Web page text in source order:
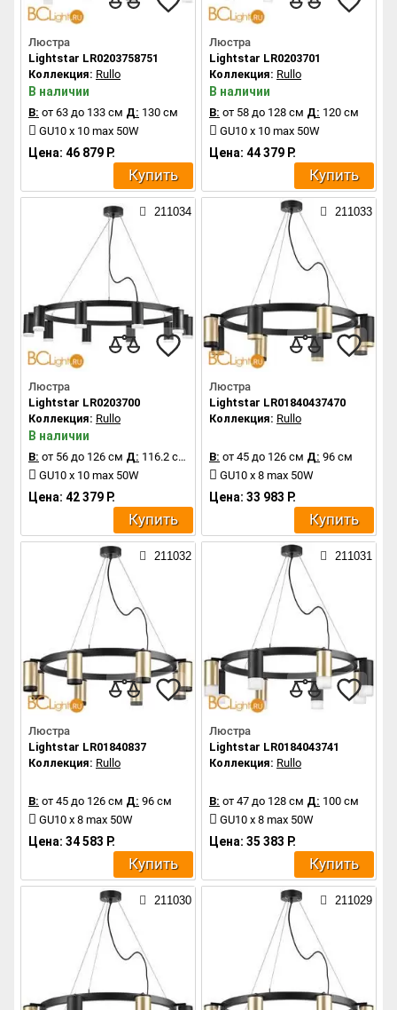
Люстра
Lightstar LR0203758751
Коллекция: Rullo
В наличии
В: от 63 до 133 см Д: 130 см
GU10 x 10 max 50W
Цена: 46 879 Р.
Купить
Люстра
Lightstar LR0203701
Коллекция: Rullo
В наличии
В: от 58 до 128 см Д: 120 см
GU10 x 10 max 50W
Цена: 44 379 Р.
Купить
211034
Люстра
Lightstar LR0203700
Коллекция: Rullo
В наличии
В: от 56 до 126 см Д: 116.2 см
GU10 x 10 max 50W
Цена: 42 379 Р.
Купить
211033
Люстра
Lightstar LR01840437470
Коллекция: Rullo
В: от 45 до 126 см Д: 96 см
GU10 x 8 max 50W
Цена: 33 983 Р.
Купить
211032
Люстра
Lightstar LR01840837
Коллекция: Rullo
В: от 45 до 126 см Д: 96 см
GU10 x 8 max 50W
Цена: 34 583 Р.
Купить
211031
Люстра
Lightstar LR0184043741
Коллекция: Rullo
В: от 47 до 128 см Д: 100 см
GU10 x 8 max 50W
Цена: 35 383 Р.
Купить
211030 211029